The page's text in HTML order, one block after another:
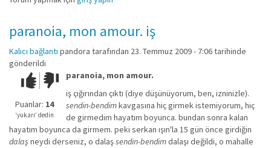
paranoia, mon amour. iş
Kalıcı bağlantı pandora tarafından 23. Temmuz 2009 - 7:06 tarihinde
gönderildi
Çok iyi!O
kadar
iyi
değil!
Puanlar: 14
‘yukarı’ dedin
paranoia, mon amour.
iş çığırından çıktı (diye düşünüyorum, ben, izninizle).
sendin-bendimkavgasına hiç girmek istemiyorum, hiç
de girmedim hayatım boyunca. bundan sonra kalan
hayatım boyunca da girmem. peki serkan ışın'la 15 gün önce girdiğin
dalaş neydi derseniz, o dalaşsendin-bendimdalaşı değildi, o mahalle